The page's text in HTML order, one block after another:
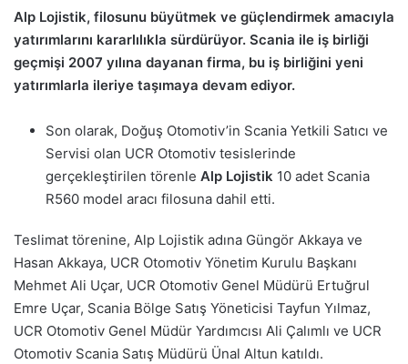
Alp Lojistik, filosunu büyütmek ve güçlendirmek amacıyla
yatırımlarını kararlılıkla sürdürüyor. Scania ile iş birliği
geçmişi 2007 yılına dayanan firma, bu iş birliğini yeni
yatırımlarla ileriye taşımaya devam ediyor.
Son olarak, Doğuş Otomotiv’in Scania Yetkili Satıcı ve
Servisi olan UCR Otomotiv tesislerinde
gerçekleştirilen törenle Alp Lojistik 10 adet Scania
R560 model aracı filosuna dahil etti.
Teslimat törenine, Alp Lojistik adına Güngör Akkaya ve
Hasan Akkaya, UCR Otomotiv Yönetim Kurulu Başkanı
Mehmet Ali Uçar, UCR Otomotiv Genel Müdürü Ertuğrul
Emre Uçar, Scania Bölge Satış Yöneticisi Tayfun Yılmaz,
UCR Otomotiv Genel Müdür Yardımcısı Ali Çalımlı ve UCR
Otomotiv Scania Satış Müdürü Ünal Altun katıldı.